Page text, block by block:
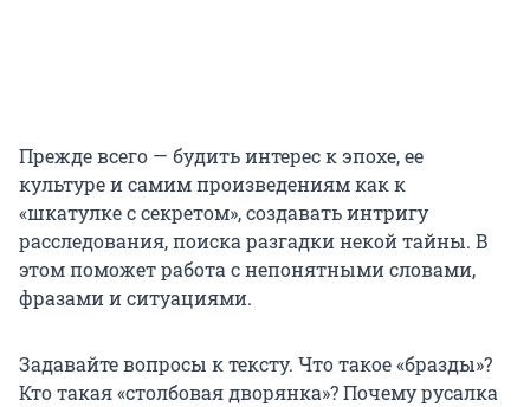
Прежде всего — будить интерес к эпохе, ее
культуре и самим произведениям как к
«шкатулке с секретом», создавать интригу
расследования, поиска разгадки некой тайны. В
этом поможет работа с непонятными словами,
фразами и ситуациями.
Задавайте вопросы к тексту. Что такое «бразды»?
Кто такая «столбовая дворянка»? Почему русалка